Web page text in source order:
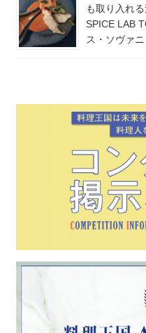
も取り入れ
SPICE LAB
ス・ソヴァ